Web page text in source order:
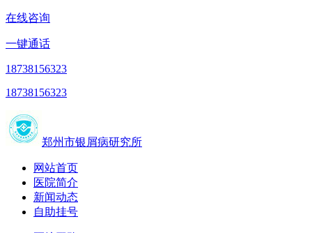
在线咨询
一键通话
18738156323
18738156323
郑州市银屑病研究所
网站首页
医院简介
新闻动态
自助挂号